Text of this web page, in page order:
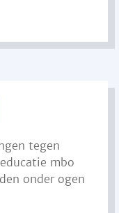
tegen
mbo
onder ogen